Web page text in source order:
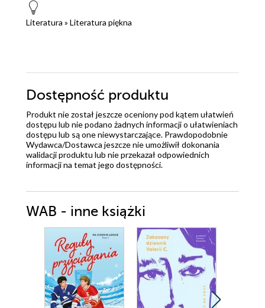
Literatura » Literatura piękna
Dostępność produktu
Produkt nie został jeszcze oceniony pod kątem ułatwień
dostępu lub nie podano żadnych informacji o ułatwieniach
dostępu lub są one niewystarczające. Prawdopodobnie
Wydawca/Dostawca jeszcze nie umożliwił dokonania
walidacji produktu lub nie przekazał odpowiednich
informacji na temat jego dostępności.
WAB - inne książki